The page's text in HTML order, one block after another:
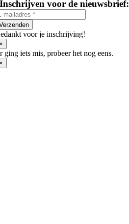
gekozen
de
Inschrijven voor de nieuwsbrief:
voor je inschrijving!
ging iets mis, probeer het nog eens.